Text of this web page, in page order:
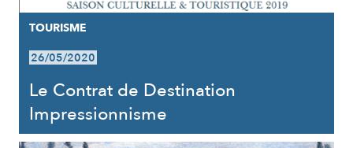
TOURISME
26/05/2020
Le Contrat de Destination
Impressionnisme